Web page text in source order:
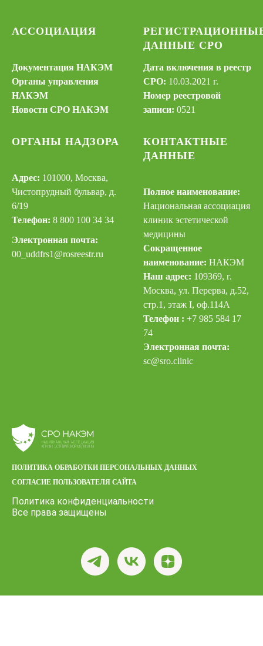
АССОЦИАЦИЯ
Документация НАКЭМ
Органы управления
НАКЭМ
Новости СРО НАКЭМ
ДАННЫЕ СРО
Дата включения в реестр
СРО: 10.03.2021 г.
Номер реестровой
записи: 0521
ОРГАНЫ НАДЗОРА
Адрес: 101000, Москва,
Чистопрудный бульвар, д.
6/19
Телефон: 8 800 100 34 34
Электронная почта:
00_uddfrs1@rosreestr.ru
КОНТАКТНЫЕ
ДАННЫЕ
Полное наименование:
Национальная ассоциация
клиник эстетической
медицины
Сокращенное
наименование: НАКЭМ
Наш адрес: 109369, г.
Москва, ул. Перерва, д.52,
стр.1, этаж I, оф.114А
Телефон : +7 985 584 17
74
Электронная почта:
sc@sro.clinic
ПОЛИТИКА ОБРАБОТКИ ПЕРСОНАЛЬНЫХ ДАННЫХ
СОГЛАСИЕ ПОЛЬЗОВАТЕЛЯ САЙТА
Политика конфиденциальности
Все права защищены